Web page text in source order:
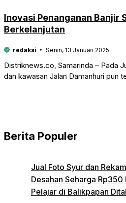
Inovasi Penanganan Banjir
Berkelanjutan
redaksi Senin, 13 Januari 2025
Distriknews.co, Samarinda – Pada
dan kawasan Jalan Damanhuri pun
Berita Populer
Jual Foto Syur dan
Desahan Seharga Rp350
Pelajar di Balikpapan